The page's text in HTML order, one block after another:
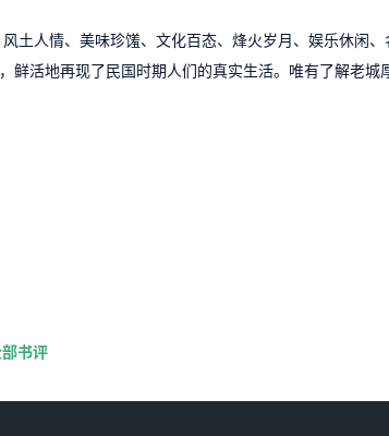
土人情、美味珍馐、文化百态、烽火岁月、娱乐休闲、
活地再现了民国时期人们的真实生活。唯有了解老城
书评